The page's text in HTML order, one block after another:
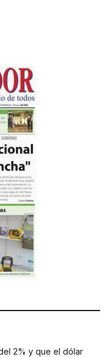
2% y que el dólar